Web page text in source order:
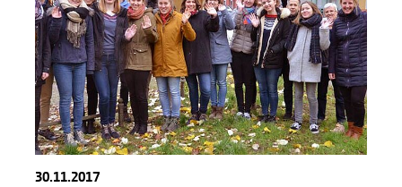
30.11.2017